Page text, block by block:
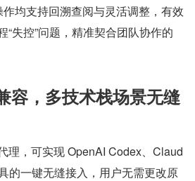
均支持回溯查阅与灵活调整，有效
“失控”问题，精准契合团队协作的
容，多技术栈场景无缝
理，可实现 OpenAI Codex、Claud
的一键无缝接入，用户无需更改原